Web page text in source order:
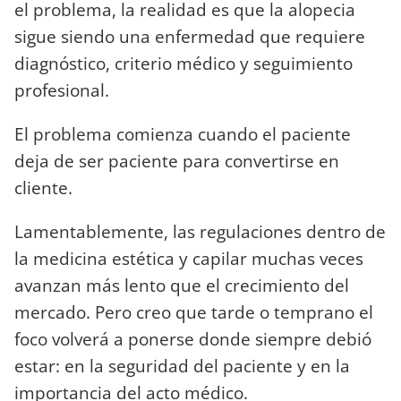
el problema, la realidad es que la alopecia
sigue siendo una enfermedad que requiere
diagnóstico, criterio médico y seguimiento
profesional.
El problema comienza cuando el paciente
deja de ser paciente para convertirse en
cliente.
Lamentablemente, las regulaciones dentro de
la medicina estética y capilar muchas veces
avanzan más lento que el crecimiento del
mercado. Pero creo que tarde o temprano el
foco volverá a ponerse donde siempre debió
estar: en la seguridad del paciente y en la
importancia del acto médico.